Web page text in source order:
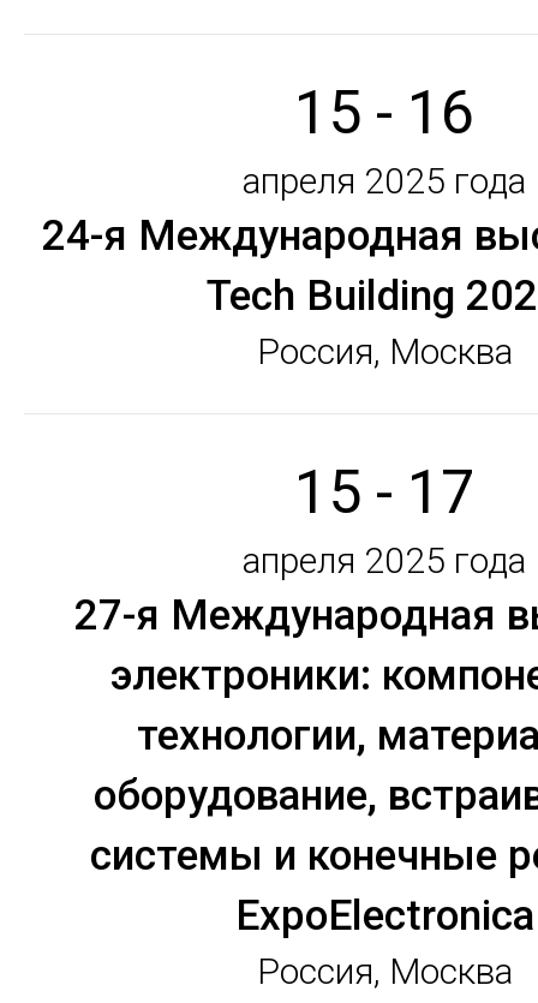
15 - 16
апреля 2025 года
24-я Международная
Tech Building
Россия, Москва
15 - 17
апреля 2025 года
27-я Международная
электроники:
технологии,
оборудование,
системы и конечные
ExpoElectronica
Россия, Москва